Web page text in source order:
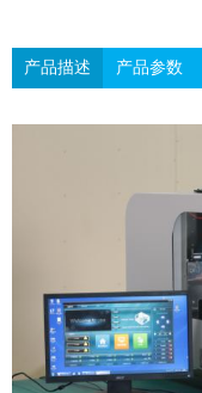
产品描述 产品参数